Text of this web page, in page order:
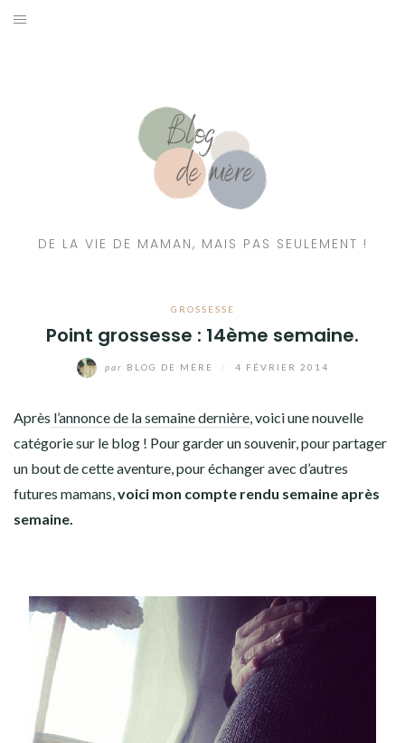
DE LA VIE DE MAMAN, MAIS PAS SEULEMENT !
GROSSESSE
Point grossesse : 14ème semaine.
par BLOG DE MÈRE 4 FÉVRIER 2014
Après l’annonce de la semaine dernière, voici une nouvelle
catégorie sur le blog ! Pour garder un souvenir, pour partager
un bout de cette aventure, pour échanger avec d’autres
futures mamans,voici mon compte rendu semaine après
semaine.
RESSOURCES NUTRITION & PARENTALITÉ